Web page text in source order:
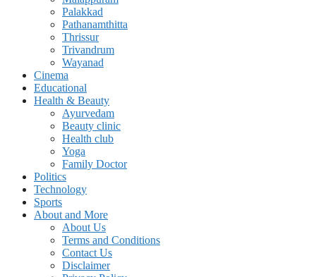
Palakkad
Pathanamthitta
Thrissur
Trivandrum
Wayanad
Cinema
Educational
Health & Beauty
Ayurvedam
Beauty clinic
Health club
Yoga
Family Doctor
Politics
Technology
Sports
About and More
About Us
Terms and Conditions
Contact Us
Disclaimer